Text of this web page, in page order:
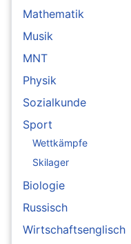
Mathematik
Musik
MNT
Physik
Sozialkunde
Sport
Wettkämpfe
Skilager
Biologie
Russisch
Wirtschaftsenglisch